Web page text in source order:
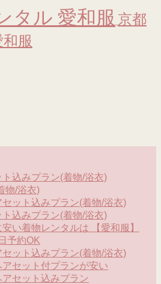
タル 愛和服 京都
服
込みプラン(着物/浴衣)
物/浴衣)
セット込みプラン(着物/浴衣)
込みプラン(着物/浴衣)
い着物レンタルは 【愛和服】
予約OK
ット込みプラン(着物/浴衣)
アセット付プランが安い
アセット込みプラン